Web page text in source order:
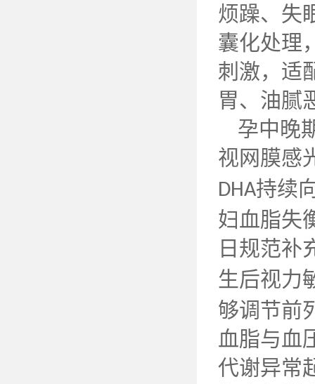
烦躁、失
囊化处理
刺激，适
胃、油腻
孕中晚
视网膜感
DHA持续
妇血脂失
日规范补
生后视力
够调节前
血脂与血
代谢异常